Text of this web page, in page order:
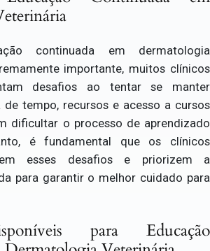
continuada em dermatologia
importante, muitos clínicos
desafios ao tentar se manter
tempo, recursos e acesso a cursos
dificultar o processo de aprendizado
é fundamental que os clínicos
esses desafios e priorizem a
para garantir o melhor cuidado para
para Educação